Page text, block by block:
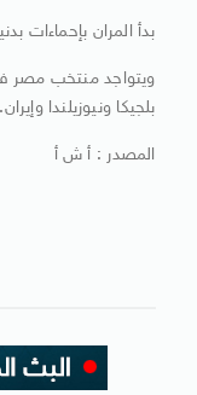
بدأ المران بإحماءات
ويتواجد منتخب مصر
بلجيكا ونيوزيلندا وإيران.
المصدر : أ ش أ